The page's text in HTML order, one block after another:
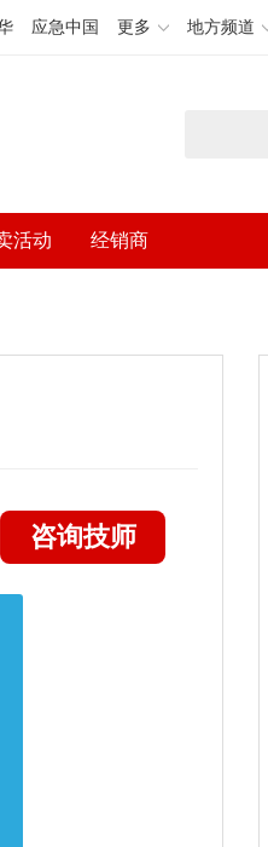
应急中国 更多 地方频道
活动 经销商
咨询技师